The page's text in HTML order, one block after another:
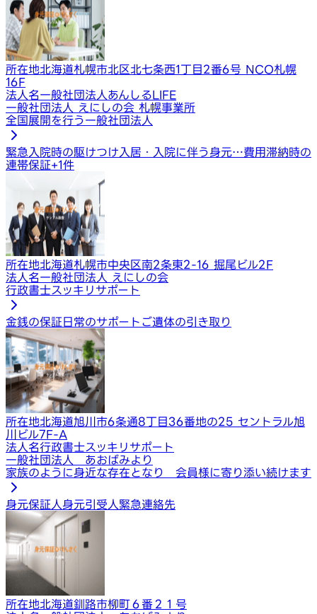
所在地北海道札幌市北区北七条西1丁目2番6号 NCO札幌
16F
法人名一般社団法人あんしるLIFE
一般社団法人 えにしの会 札幌事業所
全国展開を行う一般社団法人
緊急入院時の駆けつけ 入居・入院に伴う身元…費用滞納時の
連帯保証+1件
所在地北海道札幌市中央区南2条東2-16 掘尾ビル2F
法人名一般社団法人 えにしの会
行政書士スッキリサポート
金銭の保証日常のサポート ご遺体の引き取り
所在地北海道旭川市6条通8丁目36番地の25 セントラル旭
川ビル7F-A
法人名行政書士スッキリサポート
一般社団法人 あおばみより
家族のように身近な存在となり 会員様に寄り添い続けます
身元保証人身元引受人緊急連絡先
所在地北海道釧路市柳町６番２１号